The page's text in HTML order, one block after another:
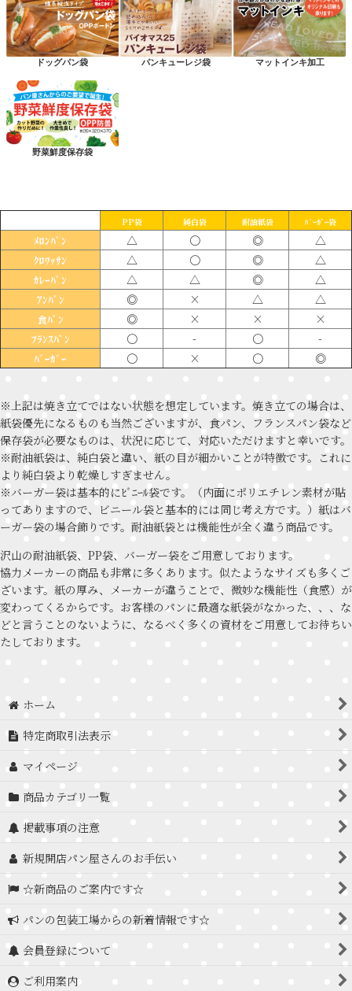
ドッグパン袋 パンキューレジ袋 マットインキ加工
野菜鮮度保存袋
PP袋 純白袋 耐油紙袋 ﾊﾞｰｶﾞｰ袋
ﾒﾛﾝﾊﾟﾝ △ 〇 ◎ △
ｸﾛﾜｯｻﾝ △ 〇 ◎ △
ｶﾚｰﾊﾟﾝ △ △ ◎ △
ｱﾝﾊﾟﾝ ◎ × △ △
食ﾊﾟﾝ ◎ × × ×
ﾌﾗﾝｽﾊﾟﾝ 〇 - 〇 -
ﾊﾞｰｶﾞｰ 〇 × 〇 ◎
※上記は焼き立てではない状態を想定しています。焼き立ての場合は、
紙袋優先になるものも当然ございますが、食パン、フランスパン袋など
保存袋が必要なものは、状況に応じて、対応いただけますと幸いです。
※耐油紙袋は、純白袋と違い、紙の目が細かいことが特徴です。これに
より純白袋より乾燥しすぎません。
※バーガー袋は基本的にﾋﾞﾆｰﾙ袋です。（内面にポリエチレン素材が貼
ってありますので、ビニール袋と基本的には同じ考え方です。）紙はバ
ーガー袋の場合飾りです。耐油紙袋とは機能性が全く違う商品です。
沢山の耐油紙袋、PP袋、バーガー袋をご用意しております。
協力メーカーの商品も非常に多くあります。似たようなサイズも多くご
ざいます。紙の厚み、メーカーが違うことで、微妙な機能性（食感）が
変わってくるからです。お客様のパンに最適な紙袋がなかった、、、な
どと言うことのないように、なるべく多くの資材をご用意してお待ちい
たしております。
ホーム
特定商取引法表示
マイページ
商品カテゴリ一覧
掲載事項の注意
新規開店パン屋さんのお手伝い
☆新商品のご案内です☆
パンの包装工場からの新着情報です☆
会員登録について
ご利用案内